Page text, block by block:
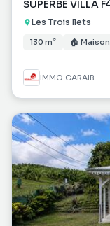
SUPERBE VILLA
Les Trois Ilets
130 m² 🏠
IMMO CARAIB